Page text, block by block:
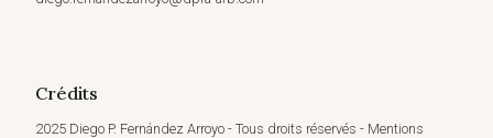
Crédits
2025 Diego P. Fernández Arroyo - Tous droits réservés - Mentions